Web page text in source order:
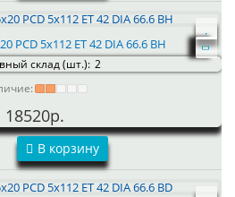
PCD 5x112 ET 42 DIA 66.6 BH
склад (шт.): 2
18520р.
В корзину